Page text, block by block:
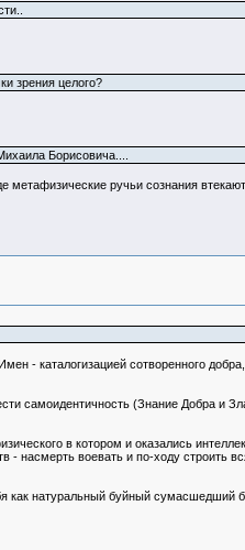
зрения целого?
Борисовича....
метафизические ручьи сознания
- каталогизацией сотворенного
самоидентичность (Знание Добра и
в котором и оказались
- насмерть воевать и по-ходу строить
натуральный буйный сумасшедший